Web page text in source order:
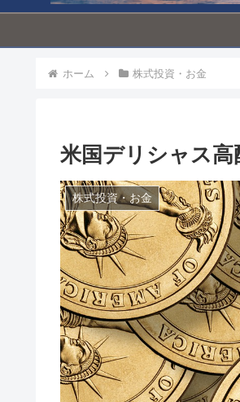
ホーム 株式投資・お金
米国デリシャス
株式投資・お金